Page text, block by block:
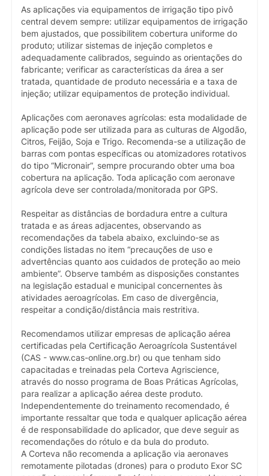
As aplicações via equipamentos de irrigação tipo pivô
central devem sempre: utilizar equipamentos de irrigação
bem ajustados, que possibilitem cobertura uniforme do
produto; utilizar sistemas de injeção completos e
adequadamente calibrados, seguindo as orientações do
fabricante; verificar as características da área a ser
tratada, quantidade de produto necessária e a taxa de
injeção; utilizar equipamentos de proteção individual.
Aplicações com aeronaves agrícolas: esta modalidade de
aplicação pode ser utilizada para as culturas de Algodão,
Citros, Feijão, Soja e Trigo. Recomenda-se a utilização de
barras com pontas específicas ou atomizadores rotativos
do tipo “Micronair”, sempre procurando obter uma boa
cobertura na aplicação. Toda aplicação com aeronave
agrícola deve ser controlada/monitorada por GPS.
Respeitar as distâncias de bordadura entre a cultura
tratada e as áreas adjacentes, observando as
recomendações da tabela abaixo, excluindo-se as
condições listadas no item “precauções de uso e
advertências quanto aos cuidados de proteção ao meio
ambiente”. Observe também as disposições constantes
na legislação estadual e municipal concernentes às
atividades aeroagrícolas. Em caso de divergência,
respeitar a condição/distância mais restritiva.
Recomendamos utilizar empresas de aplicação aérea
certificadas pela Certificação Aeroagrícola Sustentável
(CAS - www.cas-online.org.br) ou que tenham sido
capacitadas e treinadas pela Corteva Agriscience,
através do nosso programa de Boas Práticas Agrícolas,
para realizar a aplicação aérea deste produto.
Independentemente do treinamento recomendado, é
importante ressaltar que toda e qualquer aplicação aérea
é de responsabilidade do aplicador, que deve seguir as
recomendações do rótulo e da bula do produto.
A Corteva não recomenda a aplicação via aeronaves
remotamente pilotadas (drones) para o produto Exor SC